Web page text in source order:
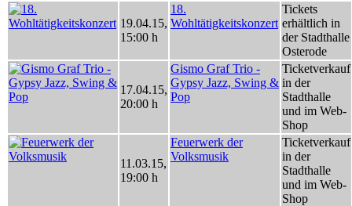
19.04.15,
15:00 h
18.
Wohltätigkeitskonzert
Tickets
erhältlich in
der Stadthalle
Osterode
17.04.15,
20:00 h
Gismo Graf Trio -
Gypsy Jazz, Swing &
Pop
Ticketverkauf
in der
Stadthalle
und im Web-
Shop
11.03.15,
19:00 h
Feuerwerk der
Volksmusik
Ticketverkauf
in der
Stadthalle
und im Web-
Shop